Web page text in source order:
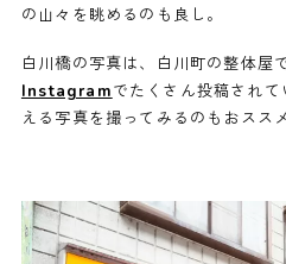
の山々を眺めるのも良し。
白川橋の写真は、白川町の整体屋
Instagramでたくさん投稿され
える写真を撮ってみるのもおスス